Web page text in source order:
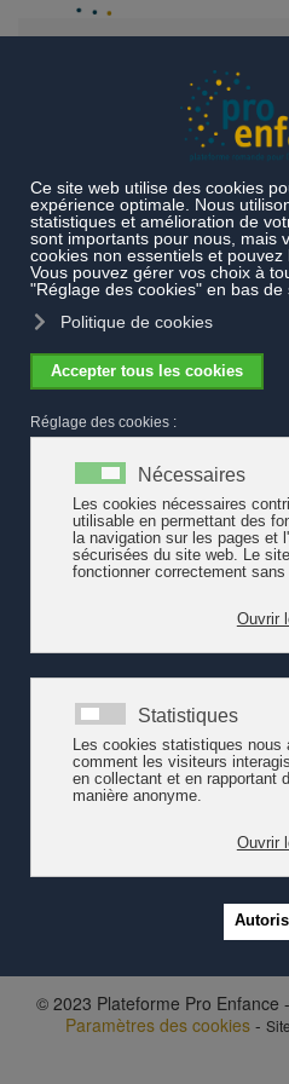
Accueil familial de
Accueil familial de
pratique
La Haute école de travail social et
propose des analyses de pratique
coordinatrices organisée par la
la santé de Lausanne. Il est
de six durant l’année 2019,
d’inscription est fixé au 10 mars
Programmeetinscription
© 2023 Plateforme Pro Enfance -
Paramètres des cookies-